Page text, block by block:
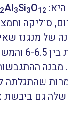
2Al3Si3O12
סיליקה
של מנגנז
בנוסחה.
מבנה
שהתגלתה
שלה גם ביבשת